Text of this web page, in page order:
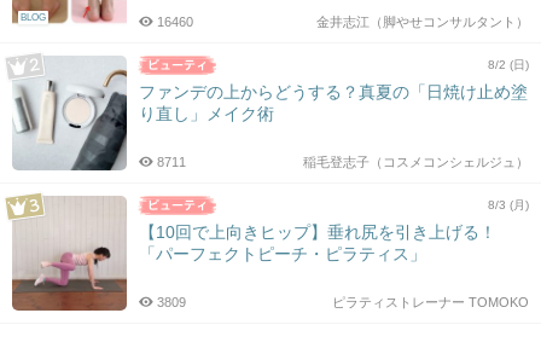
BLOG 金井志江（脚やせコンサルタント）
16460
8/2 (日)
ファンデの上からどうする？真夏の「日焼け止め塗
り直し」メイク術
稲毛登志子（コスメコンシェルジュ）
8711
8/3 (月)
【10回で上向きヒップ】垂れ尻を引き上げる！
「パーフェクトピーチ・ピラティス」
ピラティストレーナー TOMOKO
3809